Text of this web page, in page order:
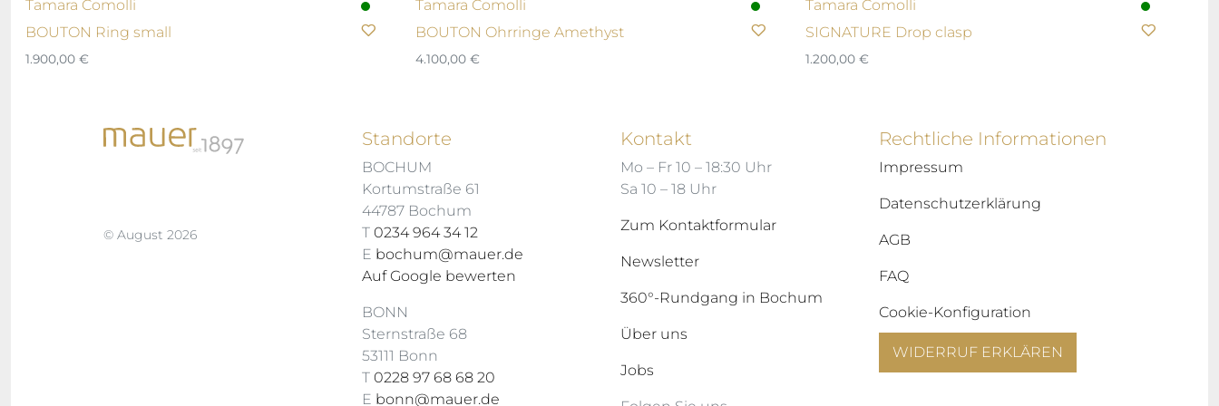
Tamara Comolli
BOUTON Ring small
1.900,00 €
Tamara Comolli
BOUTON Ohrringe Amethyst
4.100,00 €
Tamara Comolli
SIGNATURE Drop clasp
1.200,00 €
© August 2026
Standorte
BOCHUM
Kortumstraße 61
44787 Bochum
T 0234 964 34 12
E bochum@mauer.de
Auf Google bewerten
BONN
Sternstraße 68
53111 Bonn
T 0228 97 68 68 20
E bonn@mauer.de
Kontakt
Mo – Fr 10 – 18:30 Uhr
Sa 10 – 18 Uhr
Zum Kontaktformular
Newsletter
360°-Rundgang in Bochum
Über uns
Jobs
Rechtliche Informationen
Impressum
Datenschutzerklärung
AGB
FAQ
Cookie-Konfiguration
WIDERRUF ERKLÄREN